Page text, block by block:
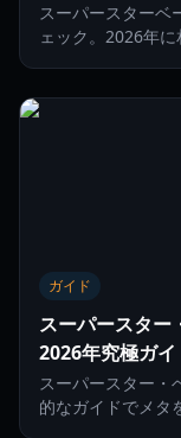
スーパースターベ
ェック。2026年
ガイド
スーパースター
2026年究極ガイ
スーパースター・
的なガイドでメタ